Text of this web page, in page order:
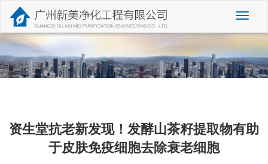
切
航
资生堂抗老新发现！发酵山茶籽提取物有助
于皮肤免疫细胞去除衰老细胞